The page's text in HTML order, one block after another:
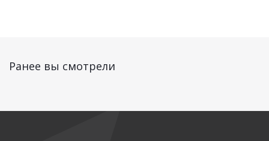
Ранее вы смотрели